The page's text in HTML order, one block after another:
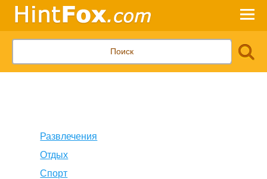
Развлечения
Отдых
Спорт